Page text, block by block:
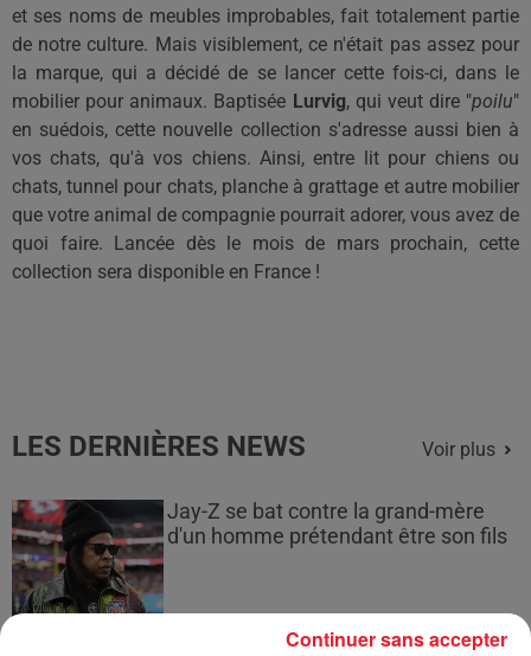
et ses noms de meubles improbables, fait totalement partie
de notre culture. Mais visiblement, ce n'était pas assez pour
la marque, qui a décidé de se lancer cette fois-ci, dans le
mobilier pour animaux. Baptisée Lurvig, qui veut dire "poilu"
en suédois, cette nouvelle collection s'adresse aussi bien à
vos chats, qu'à vos chiens. Ainsi, entre lit pour chiens ou
chats, tunnel pour chats, planche à grattage et autre mobilier
que votre animal de compagnie pourrait adorer, vous avez de
quoi faire. Lancée dès le mois de mars prochain, cette
collection sera disponible en France !
LES DERNIÈRES NEWS Voir plus
Jay-Z se bat contre la grand-mère
d'un homme prétendant être son fils
Continuer sans accepter